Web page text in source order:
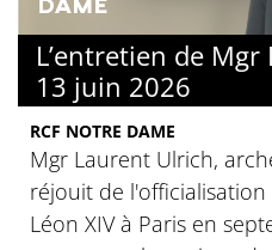
L’entretien de
13 juin 2026
RCF NOTRE DAME
Mgr Laurent Ulrich,
réjouit de
Léon XIV à Paris en